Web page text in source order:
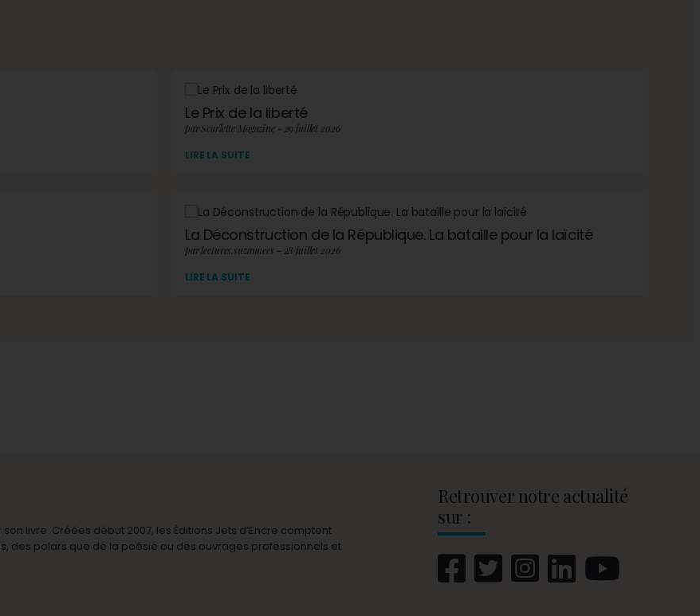
Le Prix de la liberté
par Scarlette Magazine - 29 juillet 2026
LIRE LA SUITE
La Déconstruction de la République. La bataille pour la laïcité
par lectures.suzannees - 28 juillet 2026
LIRE LA SUITE
livre. Créées début 2007, les Éditions Jets d’Encre comptent
des polars que de la poésie ou des ouvrages professionnels et
Retrouver notre actualité
sur :